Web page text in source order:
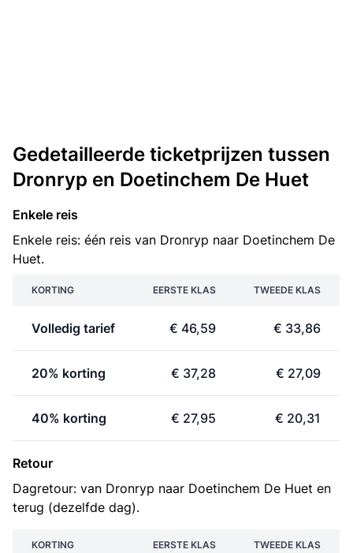
Gedetailleerde ticketprijzen tussen
Dronryp en Doetinchem De Huet
Enkele reis
Enkele reis: één reis van Dronryp naar Doetinchem De
Huet.
KORTING EERSTE KLAS TWEEDE KLAS
Volledig tarief € 46,59 € 33,86
20% korting € 37,28 € 27,09
40% korting € 27,95 € 20,31
Retour
Dagretour: van Dronryp naar Doetinchem De Huet en
terug (dezelfde dag).
KORTING EERSTE KLAS TWEEDE KLAS